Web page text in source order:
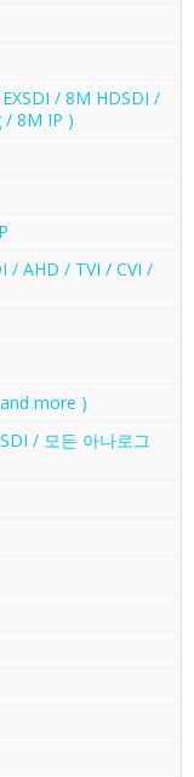
/ 8M HDSDI /
/ 8M IP )
/ AHD / TVI / CVI /
more )
/ 모든 아나로그